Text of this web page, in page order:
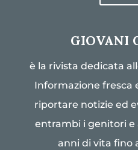
GIOVANI
è la rivista dedicata
Informazione fresca
riportare notizie ed
entrambi i genitori
anni di vita fino